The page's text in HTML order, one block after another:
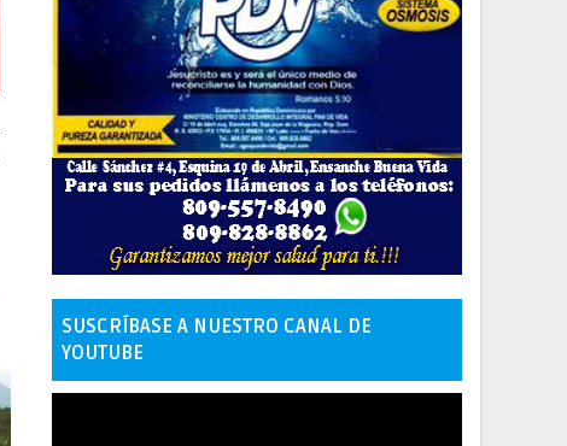
SUSCRÍBASE A NUESTRO CANAL DE
YOUTUBE